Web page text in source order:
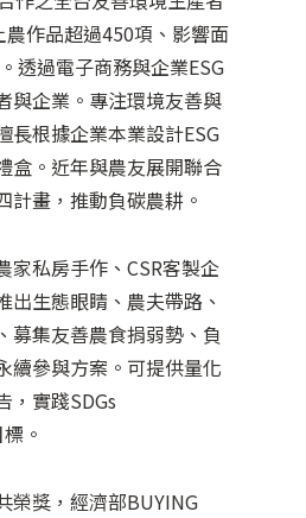
作品超過450項、影響面
透過電子商務與企業ESG
與企業。專注環境友善與
長根據企業本業設計ESG
盒。近年與農友展開聯合
計畫，推動負碳農耕。
家私房手作、CSR客製企
出生態眼睛、農夫帶路、
募集友善農食捐弱勢、負
續參與方案。可提供量化
，實踐SDGs
。
榮獎，經濟部BUYING